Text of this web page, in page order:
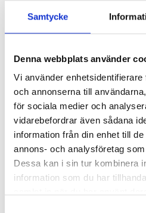
Samtycke
Denna webbplats använder
Vi använder
och annonserna till
för sociala medier och
vidarebefordrar även sådana
information från din enhet till
annons- och analysföretag
Dessa kan i sin tur kombinera
information som du har
Så mycket tjänar
Så mycket tjänar 260